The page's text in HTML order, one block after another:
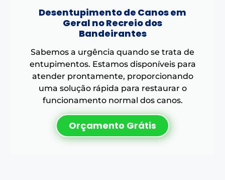
Desentupimento de Canos em
Geral no Recreio dos
Bandeirantes
Sabemos a urgência quando se trata de
entupimentos. Estamos disponíveis para
atender prontamente, proporcionando
uma solução rápida para restaurar o
funcionamento normal dos canos.
Orçamento Grátis